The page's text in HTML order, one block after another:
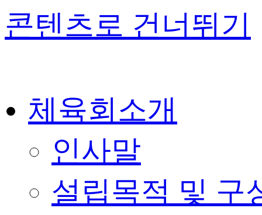
콘텐츠로 건너뛰기
체육회소개
인사말
설립목적 및 구